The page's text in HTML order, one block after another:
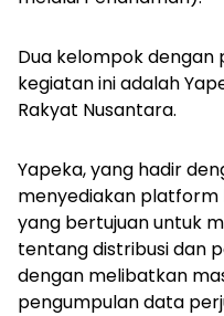
Dua kelompok
kegiatan ini adalah
Rakyat Nusantara.
Yapeka, yang hadir
menyediakan platform
yang bertujuan untuk
tentang distribusi dan
dengan melibatkan
pengumpulan data